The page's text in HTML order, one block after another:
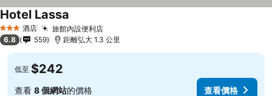
3 星級 酒店 旅館內設便利店
Hotel Lassa
6.8 559 距離弘大 1.3 公里
低至 $242
查看 8 個網站的價格 查看價格